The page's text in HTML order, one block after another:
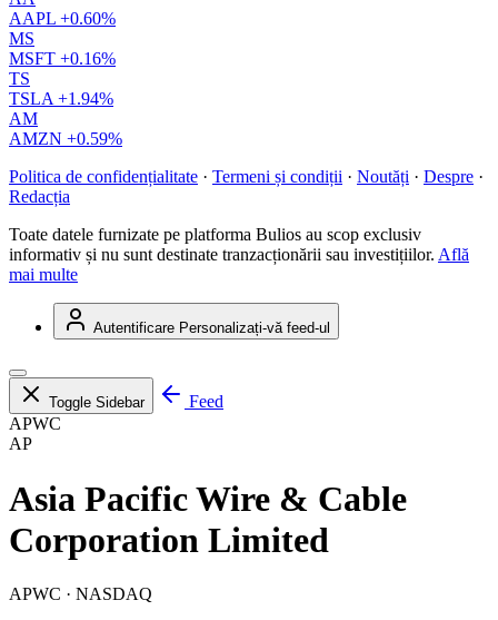
AAPL +0.60%
MS
MSFT +0.16%
TS
TSLA +1.94%
AM
AMZN +0.59%
Politica de confidențialitate · Termeni și condiții · Noutăți · Despre ·
Redacția
Toate datele furnizate pe platforma Bulios au scop exclusiv
informativ și nu sunt destinate tranzacționării sau investițiilor. Află
mai multe
Autentificare Personalizați-vă feed-ul
Toggle Sidebar
Feed
APWC
AP
Asia Pacific Wire & Cable
Corporation Limited
APWC · NASDAQ